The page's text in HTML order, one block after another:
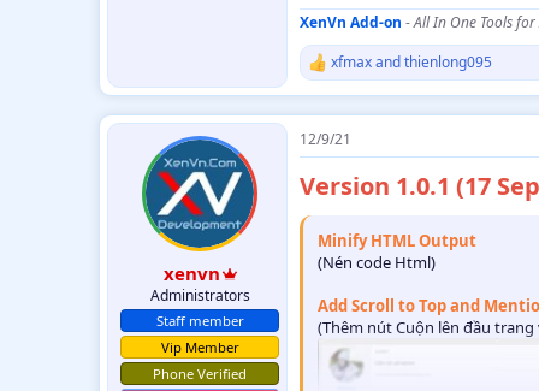
Quick ajax search thread
(Ajax tìm kiếm bài viết với hỗ
XenVn Add-on -All In One Tools
R
t
o
s
xfmaxandthienlong095
xenvn
Administrators
Staff member
Vip Member
Phone Verified
12/9/21
Version 1.0.1 (17
Minify HTML Output
(Nén code Html)
Add Scroll to Top and
(Thêm nút Cuộn lên đầu